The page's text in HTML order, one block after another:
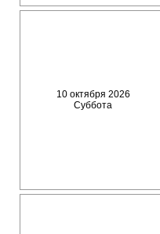
10 октября 2026
Суббота